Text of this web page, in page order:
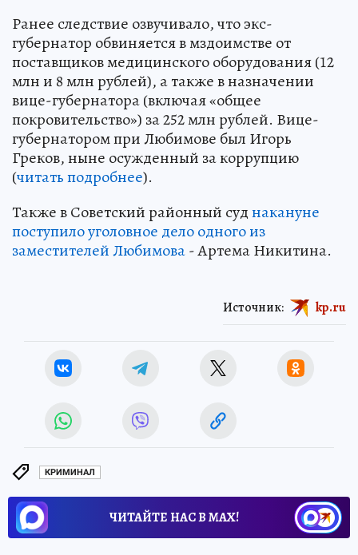
Ранее следствие озвучивало, что экс-
губернатор обвиняется в мздоимстве от
поставщиков медицинского оборудования (12
млн и 8 млн рублей), а также в назначении
вице-губернатора (включая «общее
покровительство») за 252 млн рублей. Вице-
губернатором при Любимове был Игорь
Греков, ныне осужденный за коррупцию
(читать подробнее).
Также в Советский районный суднакануне
поступило уголовное дело одного из
заместителей Любимова- Артема Никитина.
Источник: kp.ru
КРИМИНАЛ
ЧИТАЙТЕ НАС В МАХ!